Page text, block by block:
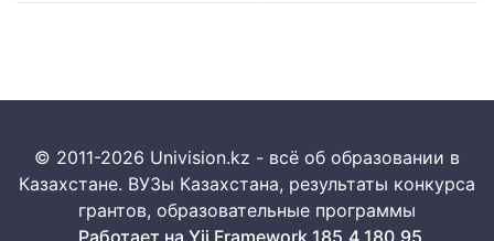
© 2011-2026 Univision.kz - всё об образовании в
Казахстане. ВУЗы Казахстана, результаты конкурса
грантов, образовательные программы